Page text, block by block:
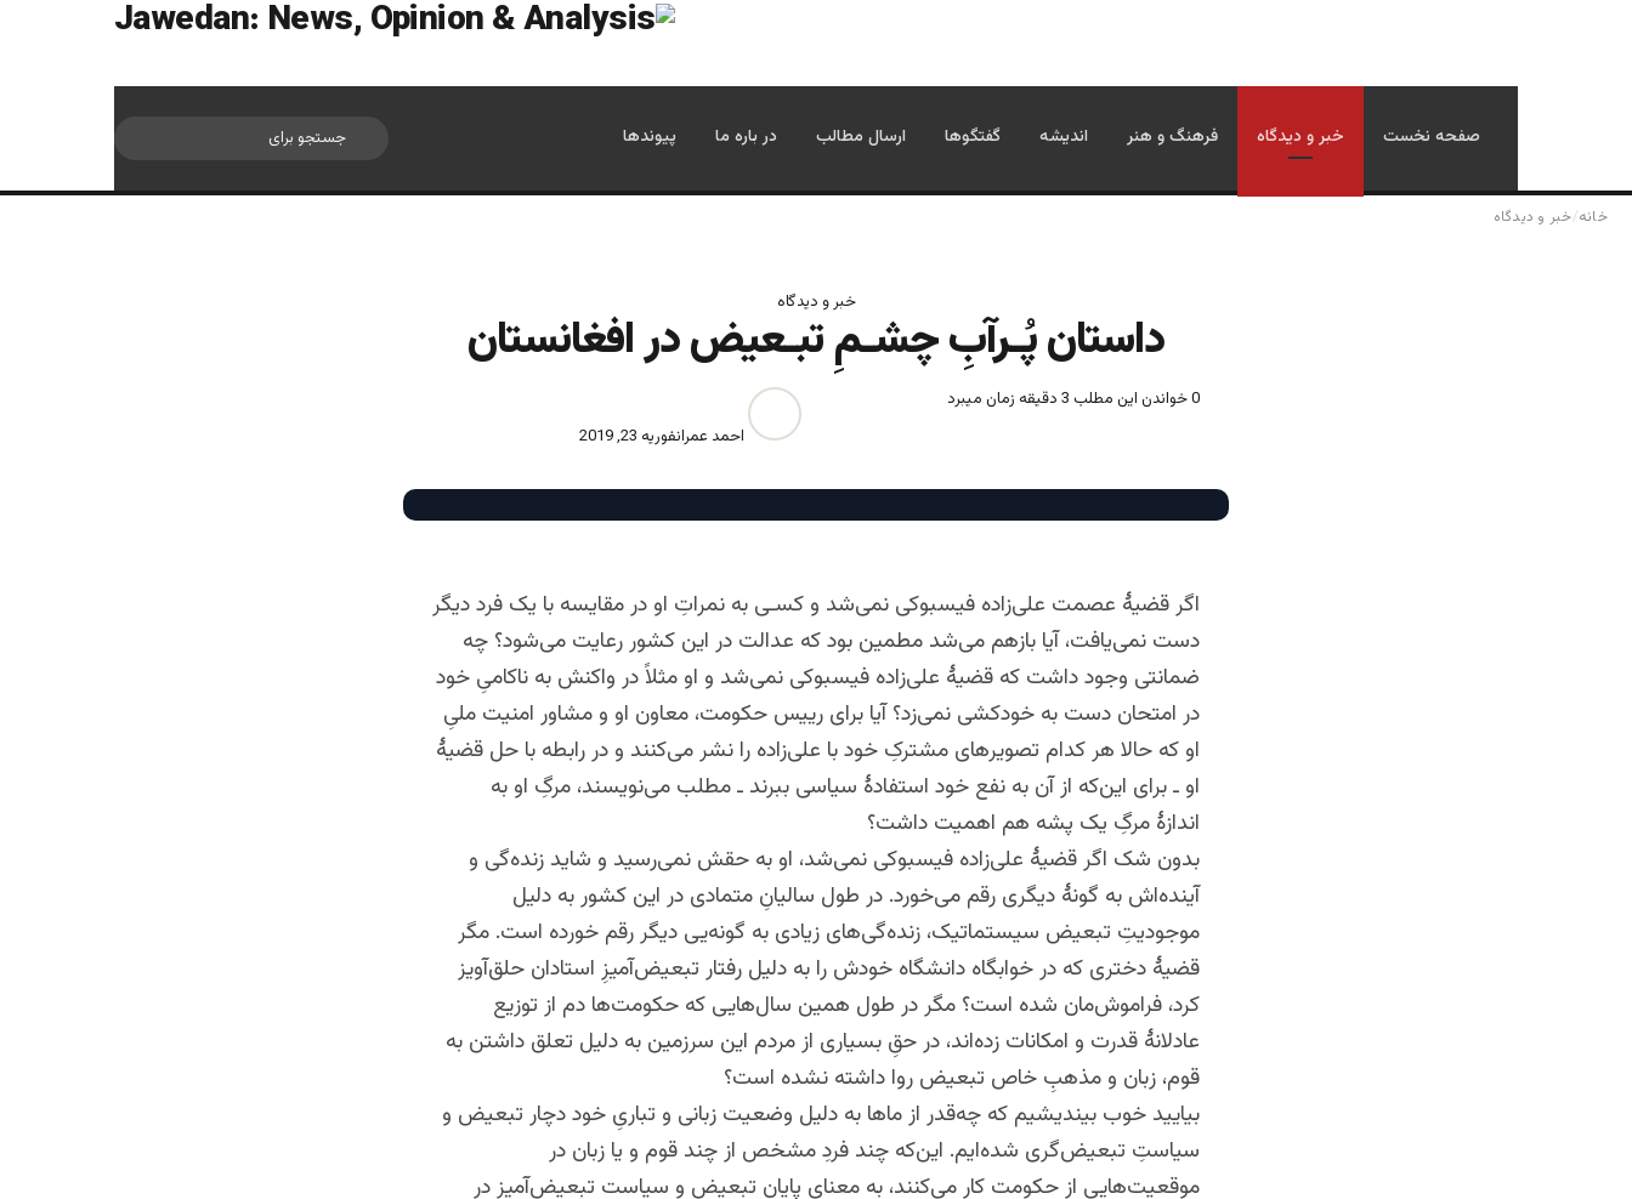
صفحه نخست خبر و دیدگاه فرهنگ و هنر اندیشه گفتگوها ارسال مطالب در باره ما پیوندها
جستجو
خانه/خبر و دیدگاه
خبر و دیدگاه
داستان پُـرآبِ چشـمِ تبـعیض در افغانستان
احمد عمرانفوریه 23, 2019
0خواندن این مطلب 3 دقیقه زمان میبرد
اگر قضیۀ عصمت علی‌زاده فیسبوکی نمی‌شد و کسـی به نمراتِ او در مقایسه با یک فرد دیگر
دست نمی‌یافت، آیا بازهم می‌شد مطمین بود که عدالت در این کشور رعایت می‌شود؟ چه
ضمانتی وجود داشت که قضیۀ علی‌زاده فیسبوکی نمی‌شد و او مثلاً در واکنش به ناکامیِ خود
در امتحان دست به خودکشی نمی‌زد؟ آیا برای رییس حکومت، معاون او و مشاور امنیت ملیِ
او که حالا هر کدام تصویرهای مشترکِ خود با علی‌زاده را نشر می‌کنند و در رابطه با حل قضیۀ
او ـ برای این‌که از آن به نفع خود استفادۀ سیاسی ببرند ـ مطلب می‌نویسند، مرگِ او به
اندازۀ مرگِ یک پشه هم اهمیت داشت؟
بدون شک اگر قضیۀ علی‌زاده فیسبوکی نمی‌شد، او به حقش نمی‌رسید و شاید زنده‌گی و
آینده‌اش به گونۀ دیگری رقم می‌خورد. در طول سالیانِ متمادی در این کشور به دلیل
موجودیتِ تبعیض سیستماتیک، زنده‌گی‌های زیادی به گونه‌یی دیگر رقم خورده است. مگر
قضیۀ دختری که در خوابگاه دانشگاه خودش را به دلیل رفتار تبعیض‌آمیزِ استادان حلق‌آویز
کرد، فراموش‌مان شده است؟ مگر در طول همین سال‌هایی که حکومت‌ها دم از توزیع
عادلانۀ قدرت و امکانات زده‌اند، در حقِ بسیاری از مردم این سرزمین به دلیل تعلق داشتن به
قوم، زبان و مذهبِ خاص تبعیض روا داشته نشده است؟
بیایید خوب بیندیشیم که چه‌قدر از ماها به دلیل وضعیت زبانی و تباریِ خود دچار تبعیض و
سیاستِ تبعیض‌گری شده‌ایم. این‌که چند فردِ مشخص از چند قوم و یا زبان در
موقعیت‌هایی از حکومت کار می‌کنند، به معنای پایان تبعیض و سیاست تبعیض‌آمیز در